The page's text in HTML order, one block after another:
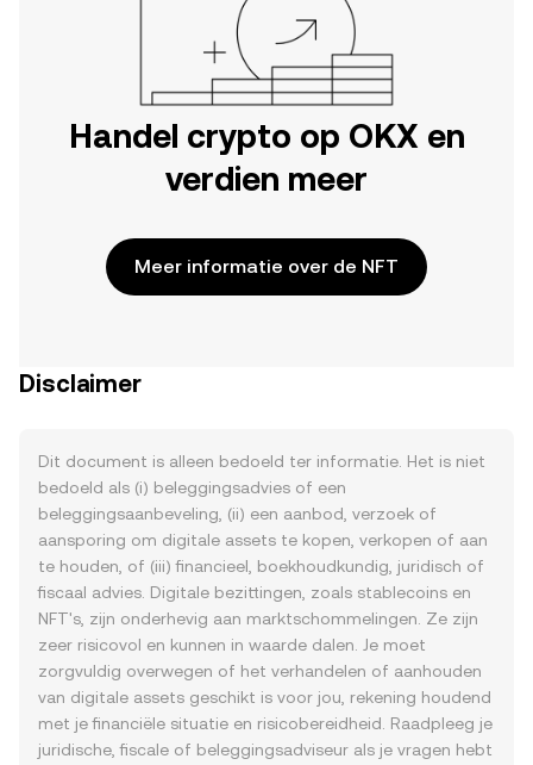
Handel crypto op OKX en
verdien meer
Meer informatie over de NFT
Disclaimer
Dit document is alleen bedoeld ter informatie. Het is niet
bedoeld als (i) beleggingsadvies of een
beleggingsaanbeveling, (ii) een aanbod, verzoek of
aansporing om digitale assets te kopen, verkopen of aan
te houden, of (iii) financieel, boekhoudkundig, juridisch of
fiscaal advies. Digitale bezittingen, zoals stablecoins en
NFT's, zijn onderhevig aan marktschommelingen. Ze zijn
zeer risicovol en kunnen in waarde dalen. Je moet
zorgvuldig overwegen of het verhandelen of aanhouden
van digitale assets geschikt is voor jou, rekening houdend
met je financiële situatie en risicobereidheid. Raadpleeg je
juridische, fiscale of beleggingsadviseur als je vragen hebt